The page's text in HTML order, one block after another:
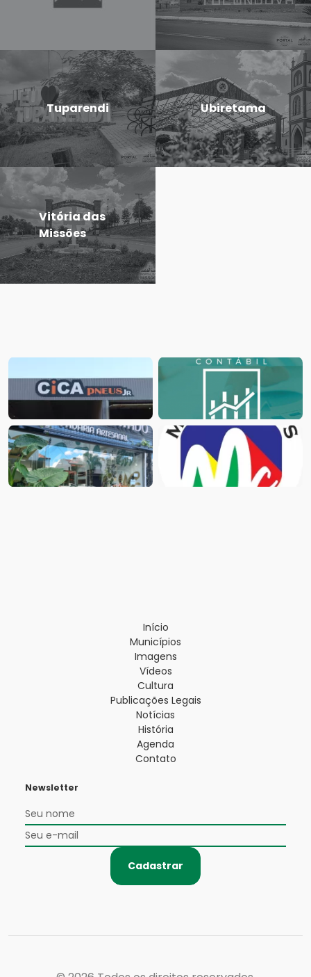
Tuparendi Ubiretama
Vitória das
Missões
Início
Municípios
Imagens
Vídeos
Cultura
Publicações Legais
Notícias
História
Agenda
Contato
Newsletter
Cadastrar